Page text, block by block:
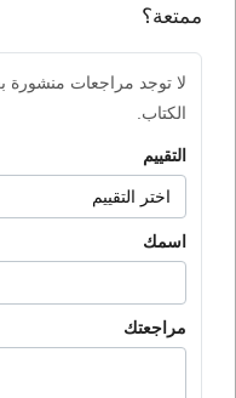
ممتعة؟
لا توجد مراجعات
الكتاب.
التقييم
اسمك
مراجعتك